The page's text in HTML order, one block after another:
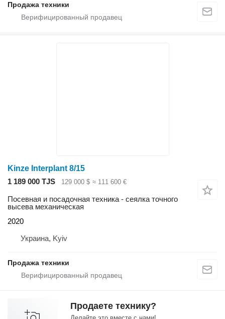
Продажа техники
Kinze Interplant 8/15
1 189 000 TJS
129 000 $ ≈ 111 600 €
Посевная и посадочная техника - сеялка точного
высева механическая
2020
Украина, Kyiv
Продажа техники
Продаете технику?